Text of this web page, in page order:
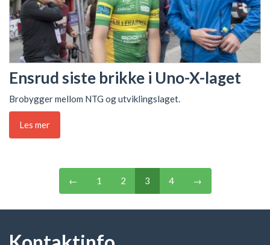
Ensrud siste brikke i Uno-X-laget
Brobygger mellom NTG og utviklingslaget.
Les mer
← 1 2 3 4 →